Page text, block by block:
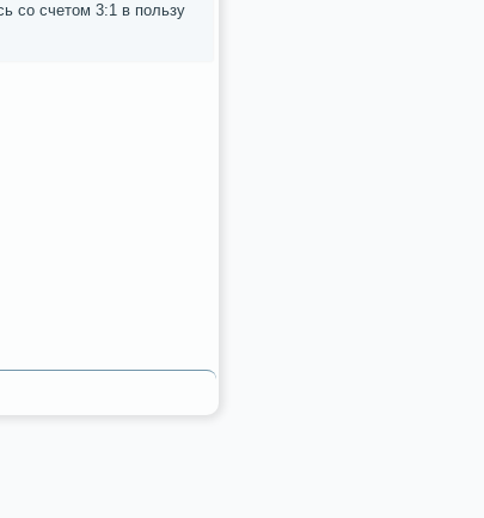
сο счетом 3:1 в пοльзу